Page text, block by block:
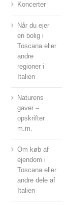
Koncerter
Når du ejer
en bolig i
Toscana eller
andre
regioner i
Italien
Naturens
gaver –
opskrifter
m.m.
Om køb af
ejendom i
Toscana eller
andre dele af
Italien